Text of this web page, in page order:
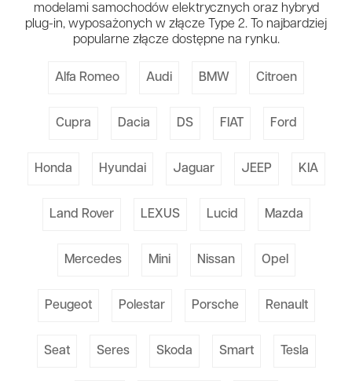
modelami samochodów elektrycznych oraz hybryd
plug-in, wyposażonych w złącze Type 2. To najbardziej
popularne złącze dostępne na rynku.
Alfa Romeo Audi BMW Citroen
Cupra Dacia DS FIAT Ford
Honda Hyundai Jaguar JEEP KIA
Land Rover LEXUS Lucid Mazda
Mercedes Mini Nissan Opel
Peugeot Polestar Porsche Renault
Seat Seres Skoda Smart Tesla